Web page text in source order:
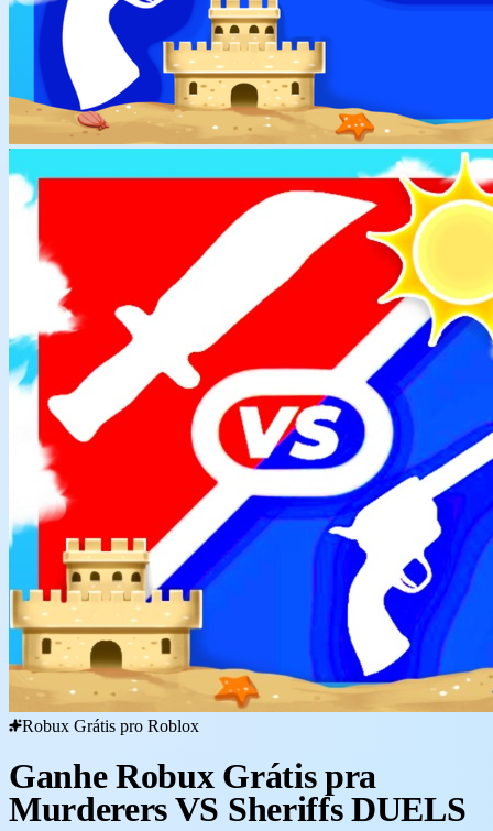
Robux Grátis pro Roblox
Ganhe Robux Grátis pra
Murderers VS Sheriffs DUELS